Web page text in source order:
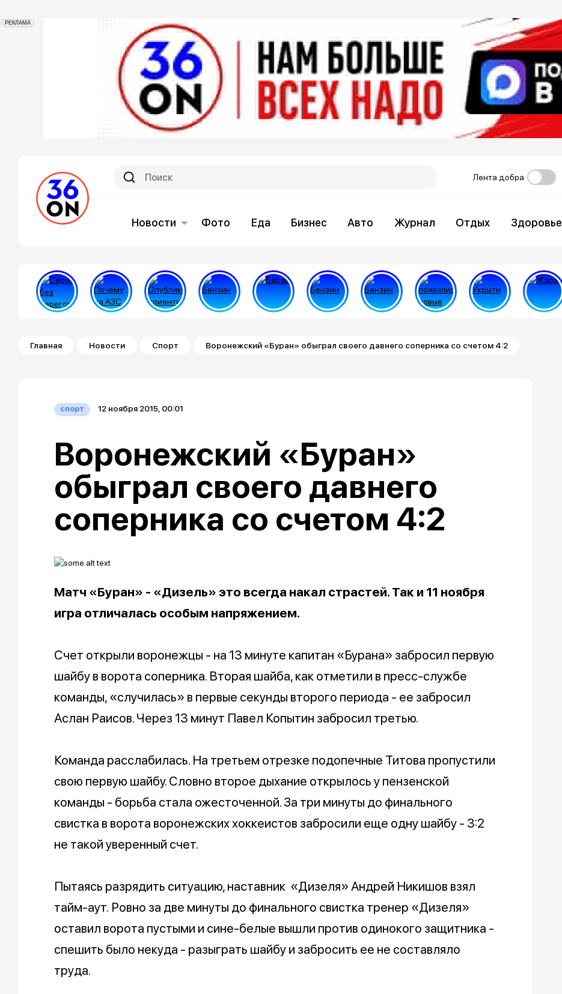
РЕКЛАМА
Лента добра
Новости Фото Еда Бизнес Авто Журнал Отдых Здоровье
Строка навигации
Главная Новости Спорт Воронежский «Буран» обыграл своего давнего соперника со счетом 4:2
спорт 12 ноября 2015, 00:01
Воронежский «Буран»
обыграл своего давнего
соперника со счетом 4:2
Матч «Буран» - «Дизель» это всегда накал страстей. Так и 11 ноября
игра отличалась особым напряжением.
Счет открыли воронежцы - на 13 минуте капитан «Бурана» забросил первую
шайбу в ворота соперника. Вторая шайба, как отметили в пресс-службе
команды, «случилась» в первые секунды второго периода - ее забросил
Аслан Раисов. Через 13 минут Павел Копытин забросил третью.
Команда расслабилась. На третьем отрезке подопечные Титова пропустили
свою первую шайбу. Словно второе дыхание открылось у пензенской
команды - борьба стала ожесточенной. За три минуты до финального
свистка в ворота воронежских хоккеистов забросили еще одну шайбу - 3:2
не такой уверенный счет.
Пытаясь разрядить ситуацию, наставник «Дизеля» Андрей Никишов взял
тайм-аут. Ровно за две минуты до финального свистка тренер «Дизеля»
оставил ворота пустыми и сине-белые вышли против одинокого защитника -
спешить было некуда - разыграть шайбу и забросить ее не составляло
труда.